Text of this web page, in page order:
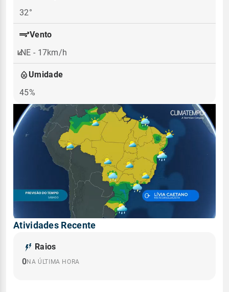
32°
Vento
NE - 17km/h
Umidade
45%
Atividades Recente
Raios
0NA ÚLTIMA HORA